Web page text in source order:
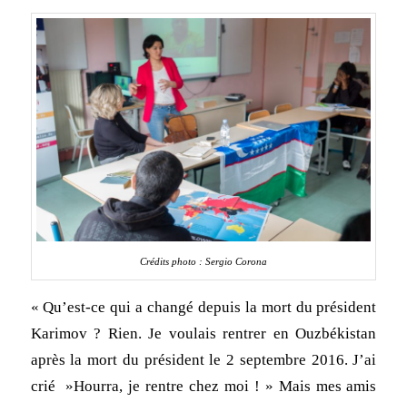
Crédits photo : Sergio Corona
« Qu’est-ce qui a changé depuis la mort du président
Karimov ? Rien. Je voulais rentrer en Ouzbékistan
après la mort du président le 2 septembre 2016. J’ai
crié »Hourra, je rentre chez moi ! » Mais mes amis